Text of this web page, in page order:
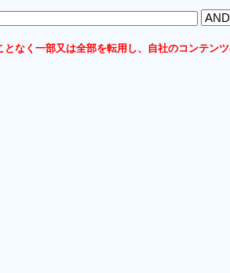
となく一部又は全部を転用し、自社のコンテン